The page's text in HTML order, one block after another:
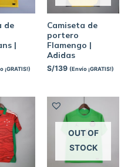
de
|
¡GRATIS!)
Camiseta de
portero
Flamengo |
Adidas
S/139 (Envío ¡GRATIS!)
OUT OF
STOCK